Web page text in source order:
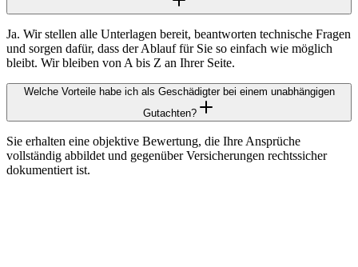
Ja. Wir stellen alle Unterlagen bereit, beantworten technische Fragen
und sorgen dafür, dass der Ablauf für Sie so einfach wie möglich
bleibt. Wir bleiben von A bis Z an Ihrer Seite.
Welche Vorteile habe ich als Geschädigter bei einem unabhängigen
Gutachten?
Sie erhalten eine objektive Bewertung, die Ihre Ansprüche
vollständig abbildet und gegenüber Versicherungen rechtssicher
dokumentiert ist.